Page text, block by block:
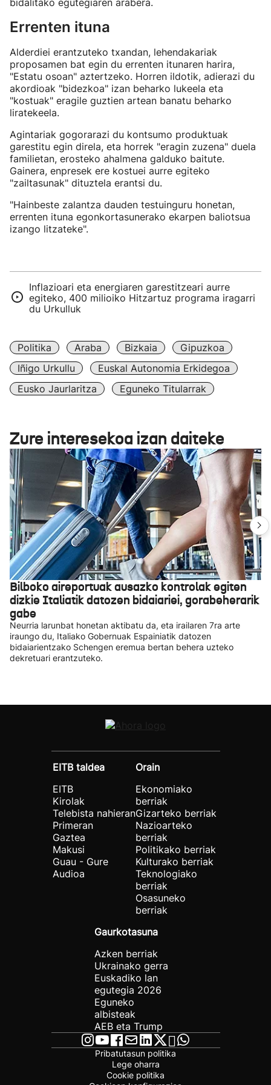
bidalitako egutegiaren arabera.
Errenten ituna
Alderdiei erantzuteko txandan, lehendakariak
proposamen bat egin du errenten itunaren harira,
"Estatu osoan" aztertzeko. Horren ildotik, adierazi du
akordioak "bidezkoa" izan beharko lukeela eta
"kostuak" eragile guztien artean banatu beharko
liratekeela.
Agintariak gogorarazi du kontsumo produktuak
garestitu egin direla, eta horrek "eragin zuzena" duela
familietan, erosteko ahalmena galduko baitute.
Gainera, enpresek ere kostuei aurre egiteko
"zailtasunak" dituztela erantsi du.
"Hainbeste zalantza dauden testuinguru honetan,
errenten ituna egonkortasunerako ekarpen baliotsua
izango litzateke".
Inflazioari eta energiaren garestitzeari aurre
egiteko, 400 milioiko Hitzartuz programa iragarri
du Urkulluk
Politika Araba Bizkaia
Gipuzkoa
Iñigo Urkullu
Euskal Autonomia Erkidegoa
Eusko Jaurlaritza
Eguneko Titularrak
Zure interesekoa izan daiteke
Bilboko aireportuak ausazko kontrolak egiten
dizkie Italiatik datozen bidaiariei, gorabeherarik
gabe
Neurria larunbat honetan aktibatu da, eta irailaren 7ra arte
iraungo du, Italiako Gobernuak Espainiatik datozen
bidaiarientzako Schengen eremua bertan behera uzteko
dekretuari erantzuteko.
EITB taldea
EITB
Kirolak
Telebista nahieran
Primeran
Gaztea
Makusi
Guau - Gure
Audioa
Orain
Ekonomiako
berriak
Gizarteko berriak
Nazioarteko
berriak
Politikako berriak
Kulturako berriak
Teknologiako
berriak
Osasuneko
berriak
Gaurkotasuna
Azken berriak
Ukrainako gerra
Euskadiko lan
egutegia 2026
Eguneko
albisteak
AEB eta Trump
Pribatutasun politika
Lege oharra
Cookie politika